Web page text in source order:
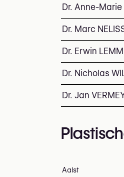
Dr. Anne-Marie
Dr. Marc
Dr. Erwin
Dr. Nicholas
Dr. Jan
Aalst